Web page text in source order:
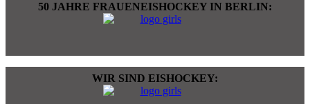
50 JAHRE FRAUENEISHOCKEY IN BERLIN:
WIR SIND EISHOCKEY: